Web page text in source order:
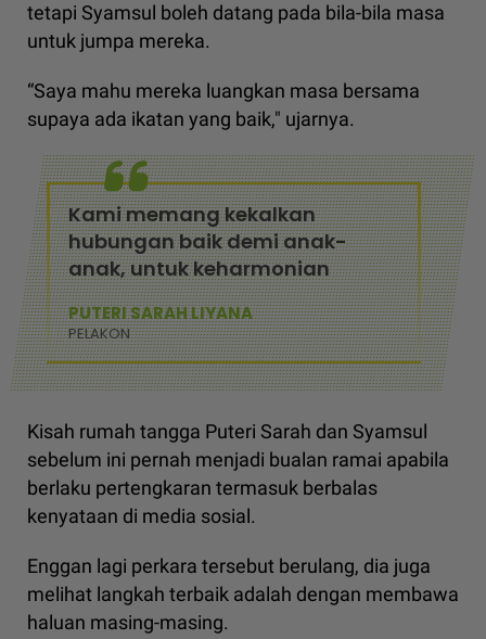
tetapi Syamsul boleh datang pada bila-bila masa
untuk jumpa mereka.
“Saya mahu mereka luangkan masa bersama
supaya ada ikatan yang baik," ujarnya.
Kami memang kekalkan
hubungan baik demi anak-
anak, untuk keharmonian
PUTERI SARAH LIYANA
PELAKON
Kisah rumah tangga Puteri Sarah dan Syamsul
sebelum ini pernah menjadi bualan ramai apabila
berlaku pertengkaran termasuk berbalas
kenyataan di media sosial.
Enggan lagi perkara tersebut berulang, dia juga
melihat langkah terbaik adalah dengan membawa
haluan masing-masing.